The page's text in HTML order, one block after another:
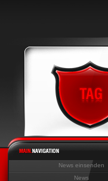
News einsenden
News